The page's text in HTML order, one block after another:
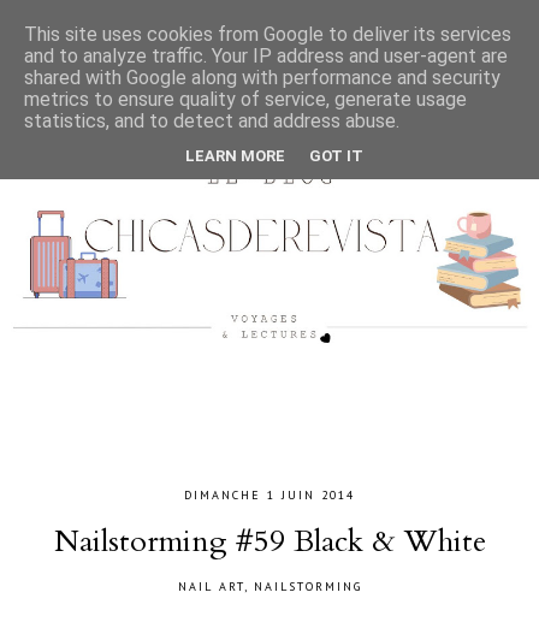
DIMANCHE 1 JUIN 2014
Nailstorming #59 Black & White
NAIL ART, NAILSTORMING
This site uses cookies from Google to deliver its services
and to analyze traffic. Your IP address and user-agent are
shared with Google along with performance and security
metrics to ensure quality of service, generate usage
statistics, and to detect and address abuse.
LEARN MORE GOT IT